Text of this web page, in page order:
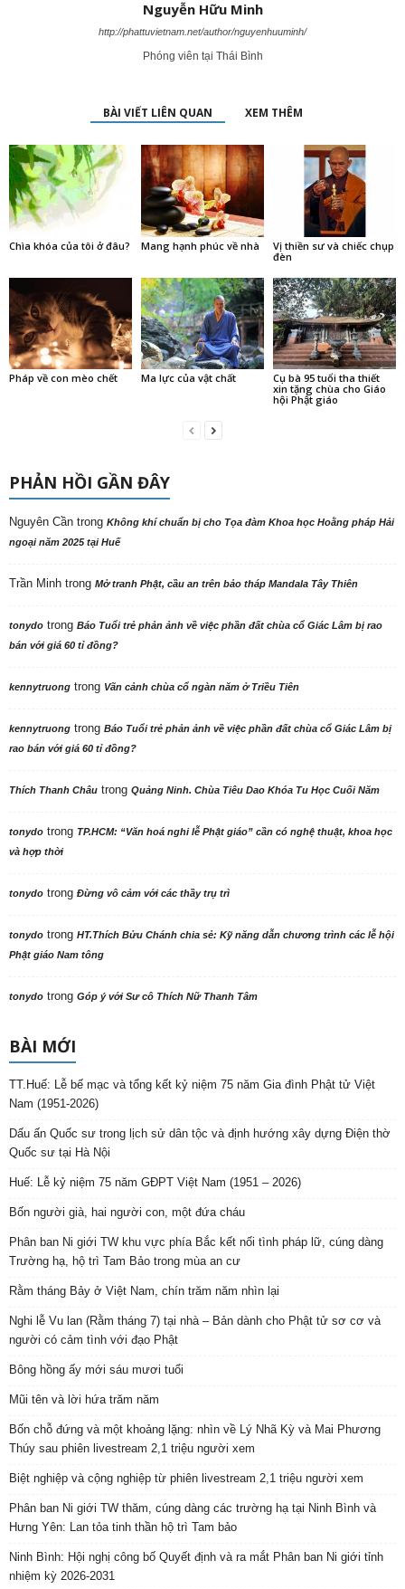
Nguyễn Hữu Minh
http://phattuvietnam.net/author/nguyenhuuminh/
Phóng viên tại Thái Bình
BÀI VIẾT LIÊN QUAN XEM THÊM
Chìa khóa của tôi ở đâu? Mang hạnh phúc về nhà
Vị thiền sư và chiếc chụp
đèn
Pháp về con mèo chết Ma lực của vật chất
Cụ bà 95 tuổi tha thiết
xin tặng chùa cho Giáo
hội Phật giáo
PHẢN HỒI GẦN ĐÂY
Nguyên Cần trong Không khí chuẩn bị cho Tọa đàm Khoa học Hoằng pháp Hải
ngoại năm 2025 tại Huế
Trần Minh trong Mở tranh Phật, cầu an trên bảo tháp Mandala Tây Thiên
tonydo trong Báo Tuổi trẻ phản ảnh về việc phần đất chùa cổ Giác Lâm bị rao
bán với giá 60 tỉ đồng?
kennytruong trong Vãn cảnh chùa cổ ngàn năm ở Triều Tiên
kennytruong trong Báo Tuổi trẻ phản ảnh về việc phần đất chùa cổ Giác Lâm bị
rao bán với giá 60 tỉ đồng?
Thích Thanh Châu trong Quảng Ninh. Chùa Tiêu Dao Khóa Tu Học Cuối Năm
tonydo trong TP.HCM: “Văn hoá nghi lễ Phật giáo” cần có nghệ thuật, khoa học
và hợp thời
tonydo trong Đừng vô cảm với các thầy trụ trì
tonydo trong HT.Thích Bửu Chánh chia sẻ: Kỹ năng dẫn chương trình các lễ hội
Phật giáo Nam tông
tonydo trong Góp ý với Sư cô Thích Nữ Thanh Tâm
BÀI MỚI
TT.Huế: Lễ bế mạc và tổng kết kỷ niệm 75 năm Gia đình Phật tử Việt
Nam (1951-2026)
Dấu ấn Quốc sư trong lịch sử dân tộc và định hướng xây dựng Điện thờ
Quốc sư tại Hà Nội
Huế: Lễ kỷ niệm 75 năm GĐPT Việt Nam (1951 – 2026)
Bốn người già, hai người con, một đứa cháu
Phân ban Ni giới TW khu vực phía Bắc kết nối tình pháp lữ, cúng dàng
Trường hạ, hộ trì Tam Bảo trong mùa an cư
Rằm tháng Bảy ở Việt Nam, chín trăm năm nhìn lại
Nghi lễ Vu lan (Rằm tháng 7) tại nhà – Bản dành cho Phật tử sơ cơ và
người có cảm tình với đạo Phật
Bông hồng ấy mới sáu mươi tuổi
Mũi tên và lời hứa trăm năm
Bốn chỗ đứng và một khoảng lặng: nhìn về Lý Nhã Kỳ và Mai Phương
Thúy sau phiên livestream 2,1 triệu người xem
Biệt nghiệp và cộng nghiệp từ phiên livestream 2,1 triệu người xem
Phân ban Ni giới TW thăm, cúng dàng các trường hạ tại Ninh Bình và
Hưng Yên: Lan tỏa tinh thần hộ trì Tam bảo
Ninh Bình: Hội nghị công bố Quyết định và ra mắt Phân ban Ni giới tỉnh
nhiệm kỳ 2026-2031